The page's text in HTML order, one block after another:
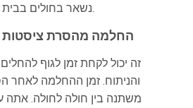
נשאר בחולים בבית החולים שלב ההחלמה.
החלמה מהסרת ציסטות
זה יכול לקחת זמן לגוף
והניתוח. זמן ההחלמה לאחר
משתנה בין חולה לחולה. אתה